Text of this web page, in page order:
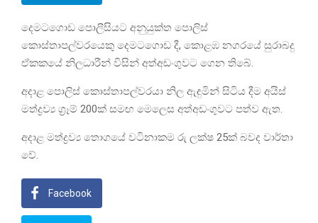
දෙමටගොඩ පොලීසියට අනුයුක්ත පොලිස්
කොස්තාපල්වරයෙකු දෙමටගොඩ දී, කොළඹ නගරයේ සුරාබදු
ඒකකයේ නිලධාරීන් විසින් අත්අඩංගුවට ගෙන තිබේ.
අදාළ පොලිස් කොස්තාපල්වරයා නිල ඇඳුමින් සිටිය දීම අයිස්
මත්ද්‍රව්‍ය ග්‍රෑම් 200ක් සමඟ මෙලෙස අත්අඩංගුවට පත්ව ඇත.
අදාළ මත්ද්‍රව්‍ය තොගයේ වටිනාකම රු ලක්ෂ 25ක් බවද වාර්තා
වේ.
Facebook